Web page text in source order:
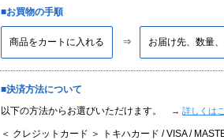
■お買物の手順
商品をカートに入れる お届け先、数量
■決済方法について
以下の方法からお選びいただけます。
→ 詳しくは
＜ クレジットカード ＞ トキハカード / VISA /